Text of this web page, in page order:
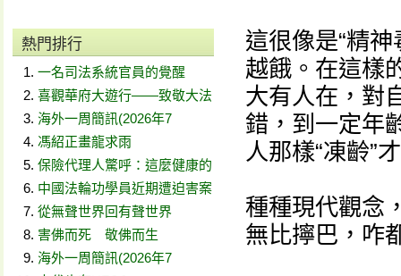
熱門排行
一名司法系統官員的覺醒
喜觀華府大遊行——致敬大法
海外一周簡訊(2026年7
馮紹正畫龍求雨
保險代理人驚呼：這麼健康的
中國法輪功學員近期遭迫害案
從無聲世界回有聲世界
害佛而死 敬佛而生
海外一周簡訊(2026年7
這很像是“精
越餓。在這樣
大有人在，對
錯，到一定年
人那樣“凍齡”
種種現代觀念
無比擰巴，咋